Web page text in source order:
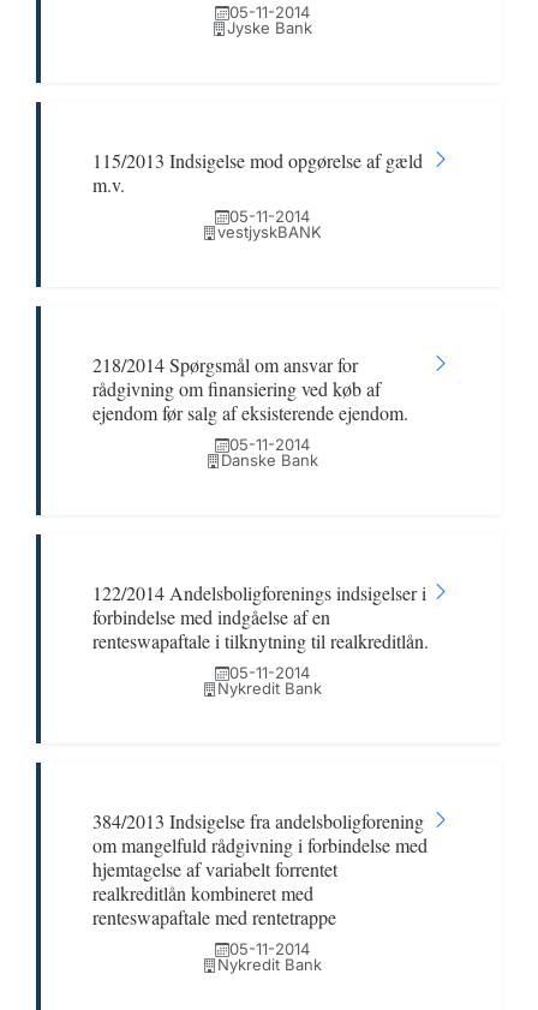
05-11-2014
Jyske Bank
115/2013 Indsigelse mod opgørelse af gæld
m.v.
05-11-2014
vestjyskBANK
218/2014 Spørgsmål om ansvar for
rådgivning om finansiering ved køb af
ejendom før salg af eksisterende ejendom.
05-11-2014
Danske Bank
122/2014 Andelsboligforenings indsigelser i
forbindelse med indgåelse af en
renteswapaftale i tilknytning til realkreditlån.
05-11-2014
Nykredit Bank
384/2013 Indsigelse fra andelsboligforening
om mangelfuld rådgivning i forbindelse med
hjemtagelse af variabelt forrentet
realkreditlån kombineret med
renteswapaftale med rentetrappe
05-11-2014
Nykredit Bank